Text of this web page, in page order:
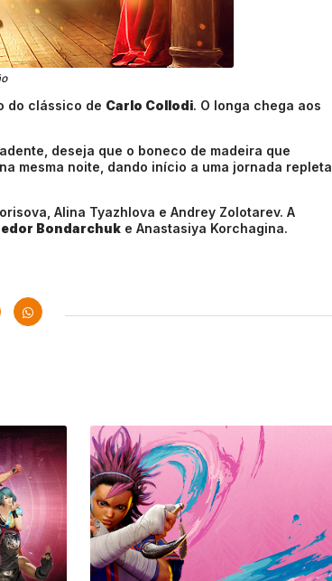
do clássico de Carlo Collodi. O longa chega aos
deseja que o boneco de madeira que
mesma noite, dando início a uma jornada repleta
Alina Tyazhlova e Andrey Zolotarev. A
Bondarchuk e Anastasiya Korchagina.